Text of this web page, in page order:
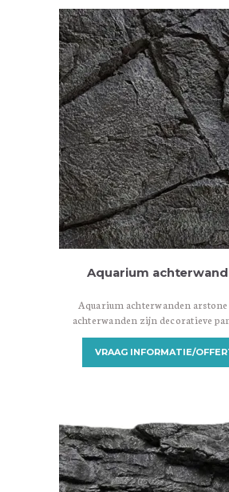
uitstraling te geven. Er zijn
soorten aquarium achterwanden
variërend in materialen,
installatiemethoden. Hier
Aquarium achterwand
Aquarium achterwanden
achterwanden zijn decoratieve
de achterkant van een
geplaatst om een aantrekkelijke
creëren. Ze zijn ontworpen om
soorten aquarium achterwanden
variërend in materialen,
installatiemethoden. Hier
VRAAG INFORMATIE/